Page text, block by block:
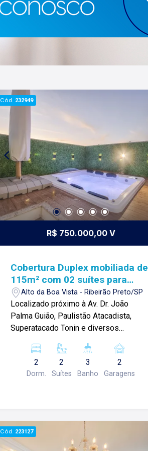
Cód. 232949
R$ 750.000,00 V
Cobertura Duplex mobiliada de
115m² com 02 suítes para
locação e venda - Alto da Boa
Vista
Alto da Boa Vista - Ribeirão Preto/SP
Localizado próximo à Av. Dr. João
Palma Guião, Paulistão Atacadista,
Superatacado Tonin e diversos
de 115m² com: -02 suítes climatizadas
e com armários; -Sala 02 ambientes
repleta de iluminação e climatizada; -01
informações e agendar visita, entre em
contato. Lago é RELACIONAMENTO!
Desde 1987 esta é a nossa missão,
2
Dorm.
2
Suítes
3
Banho
2
Garagens
Cód. 223127